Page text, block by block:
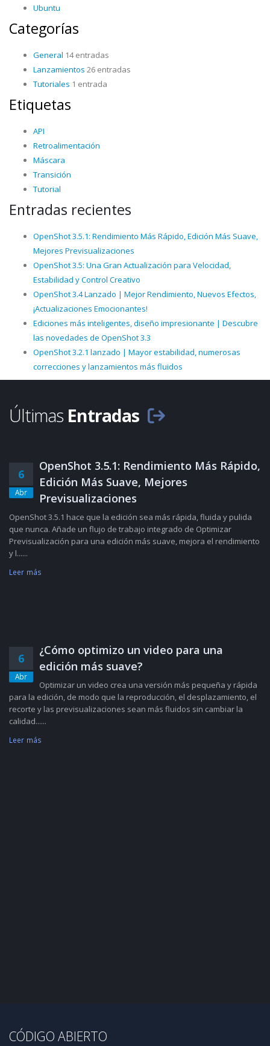
Ubuntu
Categorías
General 14 entradas
Lanzamientos 26 entradas
Tutoriales 1 entrada
Etiquetas
API
Retroalimentación
Máscara
Transición
Tutorial
Entradas recientes
OpenShot 3.5.1: Rendimiento Más Rápido, Edición Más Suave,
Mejores Previsualizaciones
OpenShot 3.5: Una Gran Actualización para Velocidad,
Estabilidad y Control Creativo
OpenShot 3.4 Lanzado | Mejor Rendimiento, Nuevos Efectos,
¡Actualizaciones Emocionantes!
Ediciones más inteligentes, diseño impresionante | Descubre
las novedades de OpenShot 3.3
OpenShot 3.2.1 lanzado | Mayor estabilidad, numerosas
correcciones y lanzamientos más fluidos
Últimas Entradas
6
Abr
OpenShot 3.5.1: Rendimiento Más Rápido,
Edición Más Suave, Mejores
Previsualizaciones
OpenShot 3.5.1 hace que la edición sea más rápida, fluida y pulida
que nunca. Añade un flujo de trabajo integrado de Optimizar
Previsualización para una edición más suave, mejora el rendimiento
y l......
Leer más
6
Abr
¿Cómo optimizo un video para una
edición más suave?
Optimizar un video crea una versión más pequeña y rápida
para la edición, de modo que la reproducción, el desplazamiento, el
recorte y las previsualizaciones sean más fluidos sin cambiar la
calidad......
Leer más
CÓDIGO ABIERTO